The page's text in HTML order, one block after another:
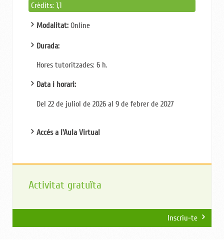
Crèdits: 1,1
Modalitat: Online
Durada:
Hores tutoritzades: 6 h.
Data i horari:
Del 22 de juliol de 2026 al 9 de febrer de 2027
Accés a l'Aula Virtual
Activitat gratuïta
Inscriu-te